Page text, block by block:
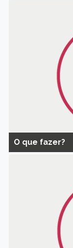
O que fazer?